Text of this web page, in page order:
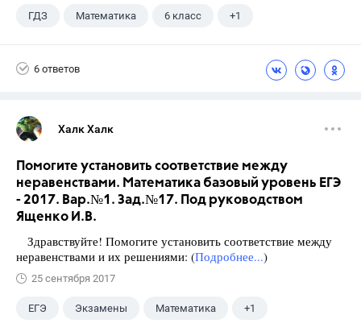
ГДЗ Математика 6 класс +1
6 ответов
Халк Халк
Помогите установить соответствие между
неравенствами. Математика базовый уровень ЕГЭ
- 2017. Вар.№1. Зад.№17. Под руководством
Ященко И.В.
Здравствуйте! Помогите установить соответствие между
неравенствами и их решениями: (Подробнее...)
25 сентября 2017
ЕГЭ Экзамены Математика +1